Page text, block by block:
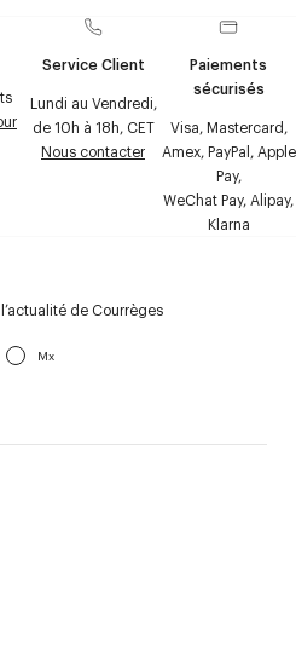
Service Client
Lundi au Vendredi,
de 10h à 18h, CET
Nous contacter
Paiements
sécurisés
Visa, Mastercard,
Amex, PayPal, Apple
Pay,
WeChat Pay, Alipay,
Klarna
de Courrèges
Mx